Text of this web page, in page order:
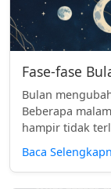
Fase-fase
Bulan
Beberapa
hampir tidak
Baca